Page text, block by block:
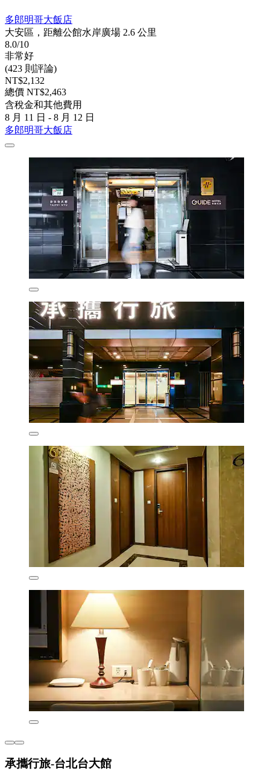
多郎明哥大飯店
大安區，距離公館水岸廣場 2.6 公里
8.0/10
非常好
(423 則評論)
NT$2,132
總價 NT$2,463
含稅金和其他費用
8 月 11 日 - 8 月 12 日
多郎明哥大飯店
承攜行旅-台北台大館